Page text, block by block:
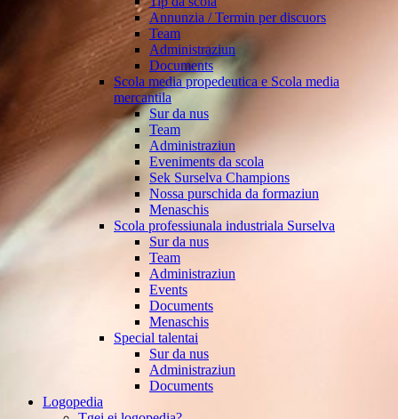
Annunzia / Termin per discuors
Team
Administraziun
Documents
Scola media propedeutica e Scola media
mercantila
Sur da nus
Team
Administraziun
Eveniments da scola
Sek Surselva Champions
Nossa purschida da formaziun
Menaschis
Scola professiunala industriala Surselva
Sur da nus
Team
Administraziun
Events
Documents
Menaschis
Special talentai
Sur da nus
Administraziun
Documents
Logopedia